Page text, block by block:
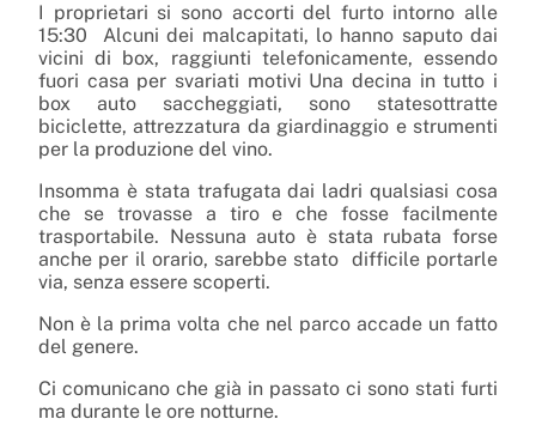
I proprietari si sono accorti del furto intorno alle
15:30 Alcuni dei malcapitati, lo hanno saputo dai
vicini di box, raggiunti telefonicamente, essendo
fuori casa per svariati motivi Una decina in tutto i
box auto saccheggiati, sono statesottratte
biciclette, attrezzatura da giardinaggio e strumenti
per la produzione del vino.
Insomma è stata trafugata dai ladri qualsiasi cosa
che se trovasse a tiro e che fosse facilmente
trasportabile. Nessuna auto è stata rubata forse
anche per il orario, sarebbe stato difficile portarle
via, senza essere scoperti.
Non è la prima volta che nel parco accade un fatto
del genere.
Ci comunicano che già in passato ci sono stati furti
ma durante le ore notturne.